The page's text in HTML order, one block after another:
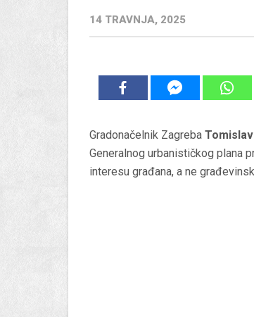
14 TRAVNJA, 2025
Gradonačelnik Zagreba
Generalnog urbanističkog plana
interesu građana, a ne